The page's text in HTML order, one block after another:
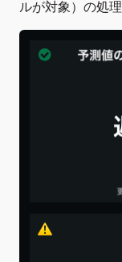
ルが対象）の処